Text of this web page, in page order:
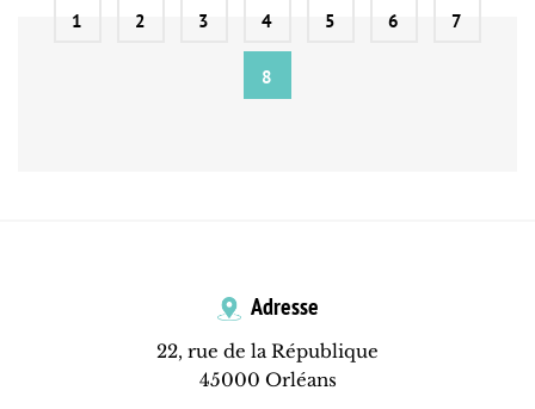
1 2 3 4 5 6 7
8
Adresse
22, rue de la République
45000 Orléans